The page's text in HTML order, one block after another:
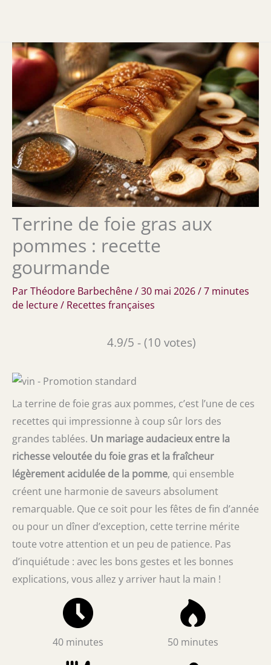
Terrine de foie gras aux
pommes : recette
gourmande
ParThéodore Barbechêne/30 mai 2026/7 minutes
de lecture/ Recettes françaises
4.9/5 - (10 votes)
La terrine de foie gras aux pommes, c’est l’une de ces
recettes qui impressionne à coup sûr lors des
grandes tablées. Un mariage audacieux entre la
richesse veloutée du foie gras et la fraîcheur
légèrement acidulée de la pomme, qui ensemble
créent une harmonie de saveurs absolument
remarquable. Que ce soit pour les fêtes de fin d’année
ou pour un dîner d’exception, cette terrine mérite
toute votre attention et un peu de patience. Pas
d’inquiétude : avec les bons gestes et les bonnes
explications, vous allez y arriver haut la main !
40 minutes 50 minutes